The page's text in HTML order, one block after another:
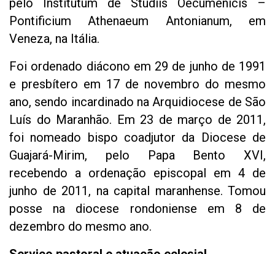
pelo Institutum de Studiis Oecumenicis –
Pontificium Athenaeum Antonianum, em
Veneza, na Itália.
Foi ordenado diácono em 29 de junho de 1991
e presbítero em 17 de novembro do mesmo
ano, sendo incardinado na Arquidiocese de São
Luís do Maranhão. Em 23 de março de 2011,
foi nomeado bispo coadjutor da Diocese de
Guajará-Mirim, pelo Papa Bento XVI,
recebendo a ordenação episcopal em 4 de
junho de 2011, na capital maranhense. Tomou
posse na diocese rondoniense em 8 de
dezembro do mesmo ano.